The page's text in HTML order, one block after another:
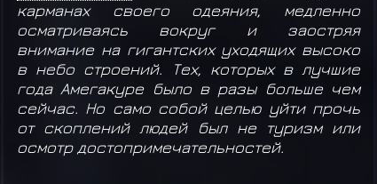
карманах своего одеяния, медленно
осматриваясь вокруг и заостряя
внимание на гигантских уходящих высоко
в небо строений. Тех, которых в лучшие
года Амегакуре было в разы больше чем
сейчас. Но само собой целью уйти прочь
от скоплений людей был не туризм или
осмотр достопримечательностей.